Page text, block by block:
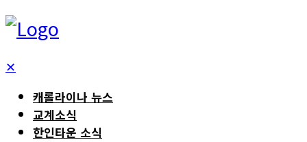
✕
캐롤라이나 뉴스
교계소식
한인타운 소식